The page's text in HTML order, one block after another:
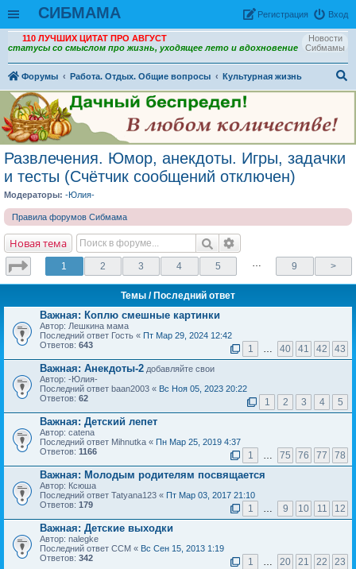
СИБМАМА Вход
Рeгиcтpaция
Новости
Сибмамы
110 ЛУЧШИХ ЦИТАТ ПРО АВГУСТ
статусы со смыслом про жизнь, уходящее лето и вдохновение
Форумы Работа. Отдых. Общие вопросы
Культурная жизнь
ои
Развлечения. Юмор, анекдоты. Игры, задачки
и тесты (Счётчик сообщений отключен)
Модераторы: -Юлия-
Правила форумов Сибмама
Новая тема
1 2 3 4 5 … 9 >
Темы / Последний ответ
Важная: Коплю смешные картинки
Автор: Лешкина мама
Последний ответ Гость « Пт Мар 29, 2024 12:42
Ответов: 643 1 … 40 41 42 43
Важная: Анекдоты-2 добавляйте свои
Автор: -Юлия-
Последний ответ baan2003 « Вс Ноя 05, 2023 20:22
Ответов: 62 1 2 3 4 5
Важная: Детский лепет
Автор: catena
Последний ответ Mihnutka « Пн Мар 25, 2019 4:37
Ответов: 1166 1 … 75 76 77 78
Важная: Молодым родителям посвящается
Автор: Ксюша
Последний ответ Tatyana123 « Пт Мар 03, 2017 21:10
Ответов: 179 1 … 9 10 11 12
Важная: Детские выходки
Автор: nalegke
Последний ответ ССМ « Вс Сен 15, 2013 1:19
Ответов: 342 1 … 20 21 22 23